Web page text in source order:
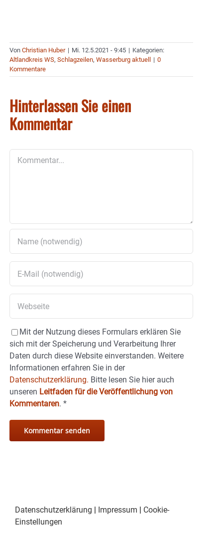
Von Christian Huber | Mi. 12.5.2021 - 9:45 | Kategorien:
Altlandkreis WS, Schlagzeilen, Wasserburg aktuell | 0
Kommentare
Hinterlassen Sie einen
Kommentar
Mit der Nutzung dieses Formulars erklären Sie
sich mit der Speicherung und Verarbeitung Ihrer
Daten durch diese Website einverstanden. Weitere
Informationen erfahren Sie in der
Datenschutzerklärung. Bitte lesen Sie hier auch
unseren Leitfaden für die Veröffentlichung von
Kommentaren. *
Datenschutzerklärung Impressum
Cookie-
Einstellungen